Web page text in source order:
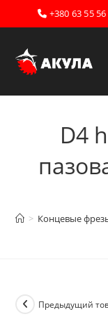
Перейти
к
+380 63 55
D4
> Концевые
Предыдущий